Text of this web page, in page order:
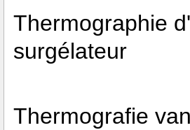
Thermographie
surgélateur
Thermografie